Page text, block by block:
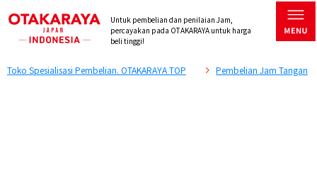
Untuk pembelian dan penilaian Jam,
percayakan pada OTAKARAYA untuk harga
beli tinggi!
Toko Spesialisasi Pembelian. OTAKARAYA TOP Pembelian Jam Tangan